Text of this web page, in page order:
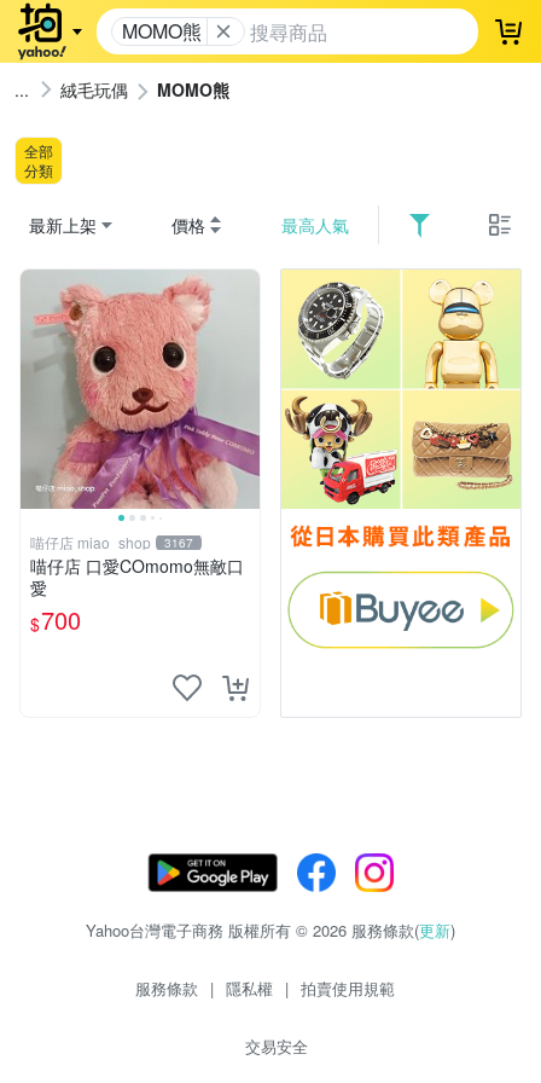
MOMO熊 登
絨毛玩偶 MOMO熊
全部
分類
最新上架 價格 最高人氣
喵仔店 miao_shop 3167
喵仔店 口愛COmomo無敵口
愛
$700
Yahoo台灣電子商務 版權所有 © 2026 服務條款(更新)
服務條款 | 隱私權 | 拍賣使用規範
交易安全